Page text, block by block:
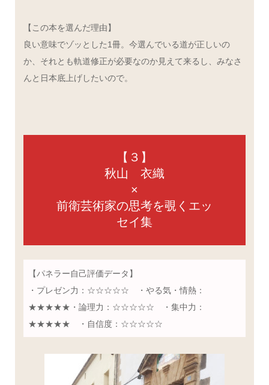
【この本を選んだ理由】
良い意味でゾッとした1冊。今選んでいる道が正しいの
か、それとも軌道修正が必要なのか見えて来るし、みなさ
んと日本底上げしたいので。
【３】
秋山 衣織
×
前衛芸術家の思考を覗くエッ
セイ集
【パネラー自己評価データ】
・プレゼン力：☆☆☆☆☆ ・やる気・情熱：
★★★★★・論理力：☆☆☆☆☆ ・集中力：
★★★★★ ・自信度：☆☆☆☆☆